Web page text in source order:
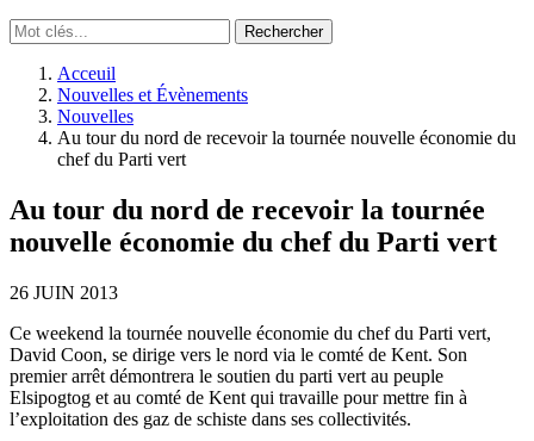
Acceuil
Nouvelles et Évènements
Nouvelles
Au tour du nord de recevoir la tournée nouvelle économie du
chef du Parti vert
Au tour du nord de recevoir la tournée
nouvelle économie du chef du Parti vert
26 JUIN 2013
Ce weekend la tournée nouvelle économie du chef du Parti vert,
David Coon, se dirige vers le nord via le comté de Kent. Son
premier arrêt démontrera le soutien du parti vert au peuple
Elsipogtog et au comté de Kent qui travaille pour mettre fin à
l’exploitation des gaz de schiste dans ses collectivités.